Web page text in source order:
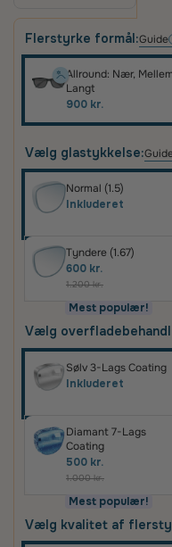
Flerstyrke formål:Guide
Allround: Nær,
Langt
900 kr.
Vælg glastykkelse:
Normal (1.5)
Inkluderet
Tyndere (1.67)
600 kr.
1.200 kr.
Mest populær!
Vælg
Sølv 3-Lags Coating
Inkluderet
Diamant 7-Lags
Coating
500 kr.
1.000 kr.
Mest populær!
Vælg kvalitet af